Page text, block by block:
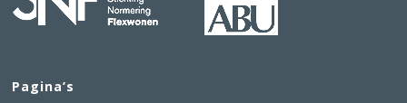
Pagina’s